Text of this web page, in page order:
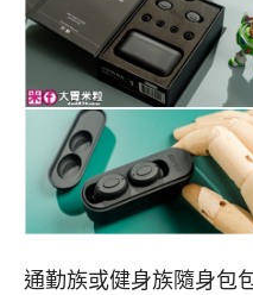
通勤族或健身族隨身包